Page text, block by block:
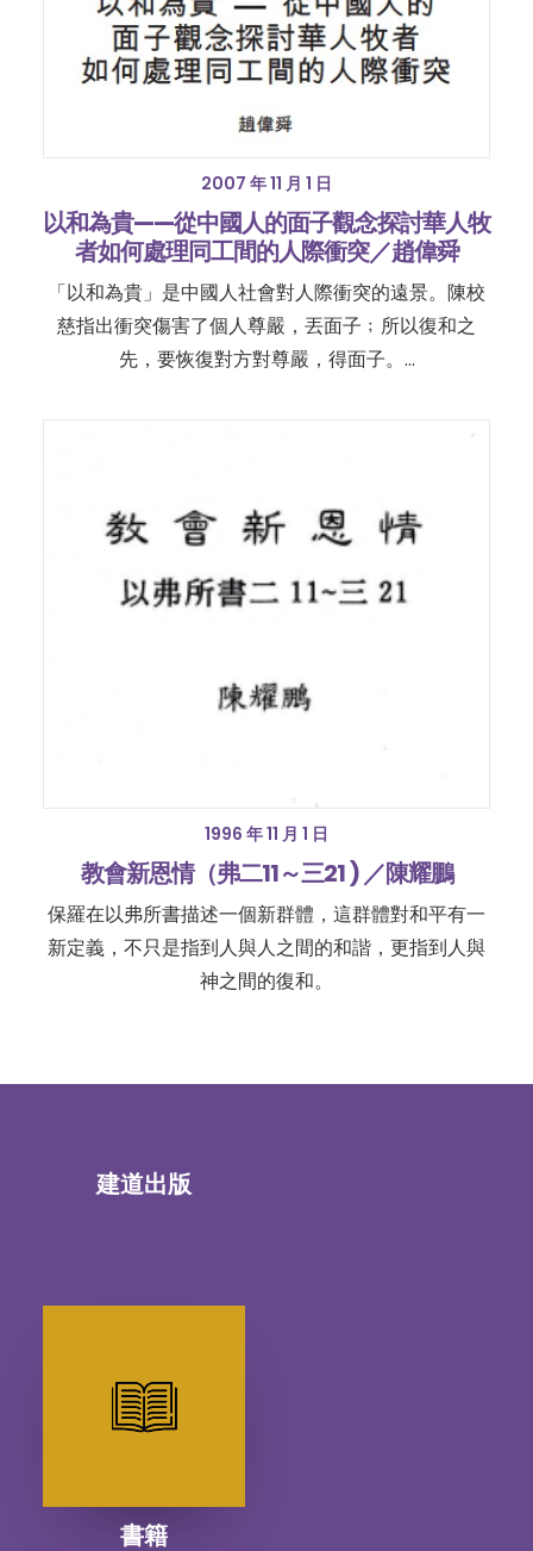
2007 年 11 月 1 日
以和為貴——從中國人的面子觀念探討華人牧
者如何處理同工間的人際衝突／趙偉舜
「以和為貴」是中國人社會對人際衝突的遠景。陳校
慈指出衝突傷害了個人尊嚴，丟面子﹔所以復和之
先，要恢復對方對尊嚴，得面子。…
1996 年 11 月 1 日
教會新恩情（弗二11～三21 ) ／陳耀鵬
保羅在以弗所書描述一個新群體，這群體對和平有一
新定義，不只是指到人與人之間的和諧，更指到人與
神之間的復和。
建道出版
書籍